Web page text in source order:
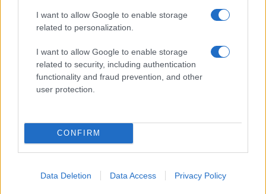
I want to allow Google to enable storage
related to personalization.
I want to allow Google to enable storage
related to security, including authentication
functionality and fraud prevention, and other
user protection.
CONFIRM
Data Deletion Data Access Privacy Policy